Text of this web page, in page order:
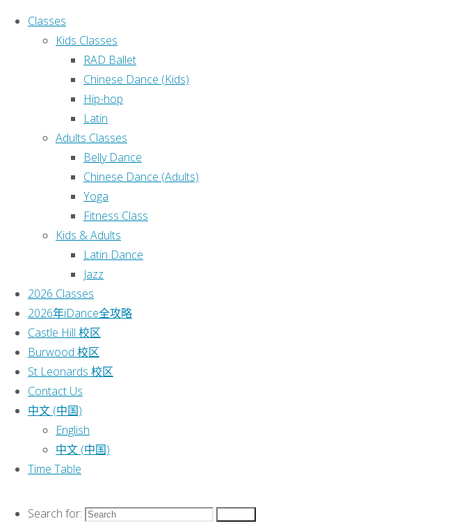
Classes
Kids Classes
RAD Ballet
Chinese Dance (Kids)
Hip-hop
Latin
Adults Classes
Belly Dance
Chinese Dance (Adults)
Yoga
Fitness Class
Kids & Adults
Latin Dance
Jazz
2026 Classes
2026年iDance全攻略
Castle Hill 校区
Burwood 校区
St Leonards 校区
Contact Us
中文 (中国)
English
中文 (中国)
Time Table
Search for:
Welcome to Sydney iDance
Uncategorized
This text can be changed from the
Miscellaneous section of the options
panel.
Lorem ipsumdolor sit amet,
adipiscingelit, cras ut imperdiet augue.